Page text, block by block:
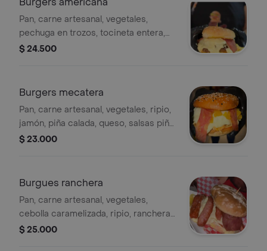
Pan, carne artesanal, vegetales,
pechuga en trozos, tocineta entera,
queso, sin salsas. + papas fritas.
$ 24.500
Burgers mecatera
Pan, carne artesanal, vegetales, ripio,
jamón, piña calada, queso, salsas piña
tartara y rosada.
$ 23.000
Burgues ranchera
Pan, carne artesanal, vegetales,
cebolla caramelizada, ripio, ranchera,
queso, salsas piña tartara y rosada.
$ 25.000